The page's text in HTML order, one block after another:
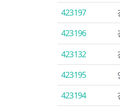
423197
423196
423132
423195
423194